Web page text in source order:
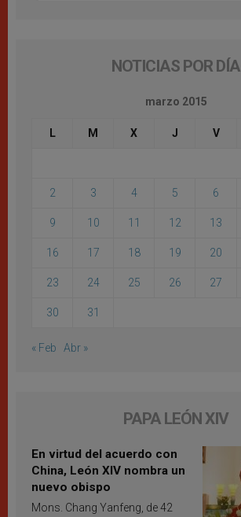
NOTICIAS POR DÍA
marzo 2015
L M X J V
2 3 4 5 6
9 10 11 12 13
16 17 18 19 20
23 24 25 26 27
30 31
« Feb Abr »
PAPA LEÓN XIV
En virtud del acuerdo con
China, León XIV nombra un
nuevo obispo
Mons. Chang Yanfeng, de 42